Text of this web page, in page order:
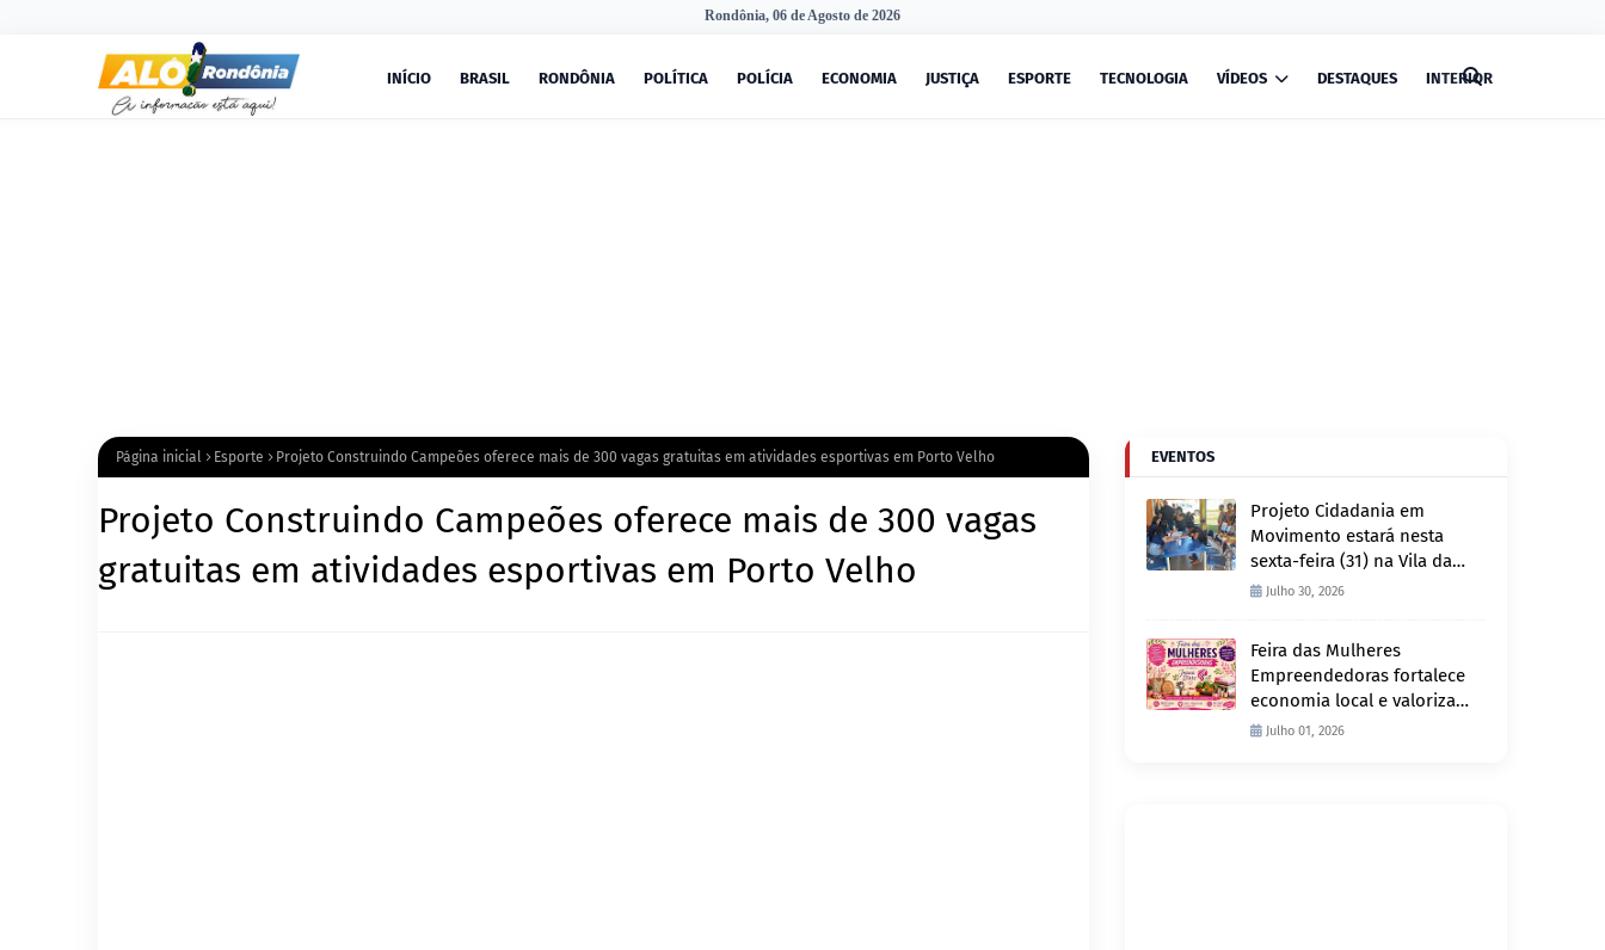
Rondônia, 06 de Agosto de 2026
INÍCIO BRASIL RONDÔNIA POLÍTICA POLÍCIA ECONOMIA JUSTIÇA ESPORTE TECNOLOGIA VÍDEOS DESTAQUES INTERIOR
Página inicial Esporte Projeto Construindo Campeões oferece mais de 300 vagas gratuitas em atividades esportivas em Porto Velho
Projeto Construindo Campeões oferece mais de 300 vagas
gratuitas em atividades esportivas em Porto Velho
EVENTOS
Projeto Cidadania em
Movimento estará nesta
sexta-feira (31) na Vila da
Penha e sábado (1º) em
Julho 30, 2026
Feira das Mulheres
Empreendedoras fortalece
economia local e valoriza
produção feminina no
Julho 01, 2026